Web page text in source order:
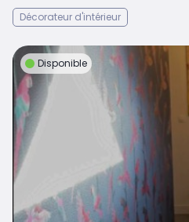
Décorateur d'intérieur
Disponible